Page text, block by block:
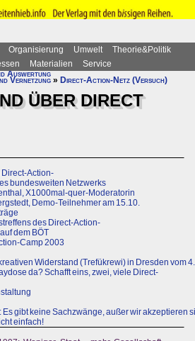
Organisierung Umwelt
Theorie&Politik
Materialien
Service
Auswertung
Vernetzung » Direct-Action-Netz (Versuch)
ÜBER DIRECT
Direct-Action-
bundesweiten Netzwerks
X1000mal-quer-Moderatorin
Demo-Teilnehmer am 15.10.
des Direct-Action-
dem BÖT
Camp 2003
Widerstand (Trefükrewi) in Dresden vom
da? Schafft eins, zwei, viele Direct-
Es gibt keine Sachzwänge, außer wir akzeptieren
einfach!